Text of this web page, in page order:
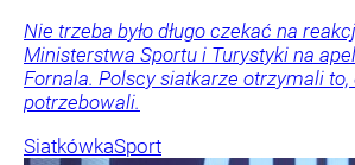
Nie trzeba było długo czekać na
Ministerstwa Sportu i Turystyki na
Fornala. Polscy siatkarze otrzymali to,
potrzebowali.
SiatkówkaSport